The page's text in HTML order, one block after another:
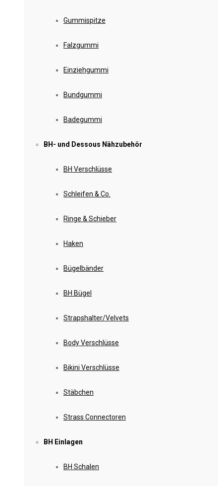
Gummispitze
Falzgummi
Einziehgummi
Bundgummi
Badegummi
BH- und Dessous Nähzubehör
BH Verschlüsse
Schleifen & Co.
Ringe & Schieber
Haken
Bügelbänder
BH Bügel
Strapshalter/Velvets
Body Verschlüsse
Bikini Verschlüsse
Stäbchen
Strass Connectoren
BH Einlagen
BH Schalen